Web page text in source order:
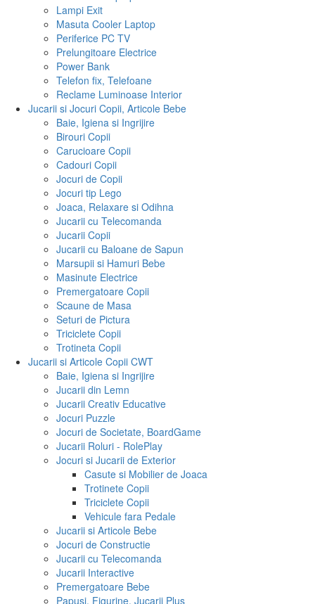
Lampi Exit
Masuta Cooler Laptop
Periferice PC TV
Prelungitoare Electrice
Power Bank
Telefon fix, Telefoane
Reclame Luminoase Interior
Jucarii si Jocuri Copii, Articole Bebe
Baie, Igiena si Ingrijire
Birouri Copii
Carucioare Copii
Cadouri Copii
Jocuri de Copii
Jocuri tip Lego
Joaca, Relaxare si Odihna
Jucarii cu Telecomanda
Jucarii Copii
Jucarii cu Baloane de Sapun
Marsupii si Hamuri Bebe
Masinute Electrice
Premergatoare Copii
Scaune de Masa
Seturi de Pictura
Triciclete Copii
Trotineta Copii
Jucarii si Articole Copii CWT
Baie, Igiena si Ingrijire
Jucarii din Lemn
Jucarii Creativ Educative
Jocuri Puzzle
Jocuri de Societate, BoardGame
Jucarii Roluri - RolePlay
Jocuri si Jucarii de Exterior
Casute si Mobilier de Joaca
Trotinete Copii
Triciclete Copii
Vehicule fara Pedale
Jucarii si Articole Bebe
Jocuri de Constructie
Jucarii cu Telecomanda
Jucarii Interactive
Premergatoare Bebe
Papusi, Figurine, Jucarii Plus